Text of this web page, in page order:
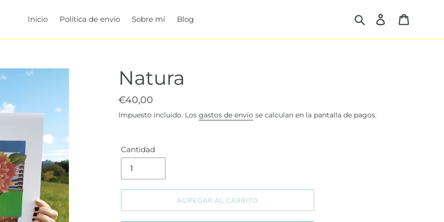
Inicio Política de envío Sobre mí Blog Buscar Ingresar
Natura
Precio
habitual
€40,00
Impuesto incluido. Los gastos de envío se calculan en la pantalla de pagos.
Cantidad
AGREGAR AL CARRITO